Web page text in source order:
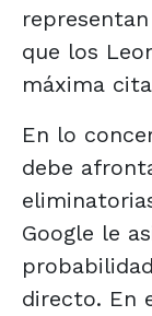
que los
máxima
En lo
debe
Google le
directo. En